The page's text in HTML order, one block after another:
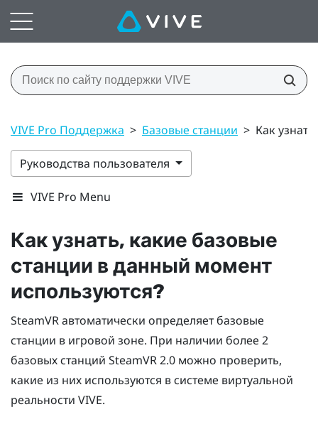
VIVE Pro Поддержка > Базовые станции > Как
Руководства пользователя
VIVE Pro Menu
Как узнать, какие базовые
станции в данный момент
используются?
SteamVRавтоматически определяет базовые
станции в игровой зоне. При наличии более 2
базовых станций SteamVR2.0 можно проверить,
какие из них используются в системе виртуальной
реальности VIVE.